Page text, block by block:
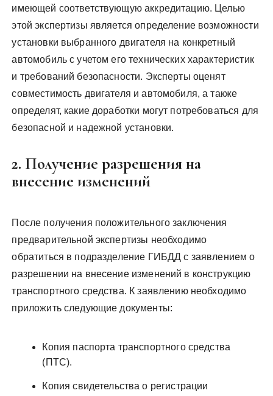
имеющей соответствующую аккредитацию. Целью
этой экспертизы является определение возможности
установки выбранного двигателя на конкретный
автомобиль с учетом его технических характеристик
и требований безопасности. Эксперты оценят
совместимость двигателя и автомобиля, а также
определят, какие доработки могут потребоваться для
безопасной и надежной установки.
2. Получение разрешения на
внесение изменений
После получения положительного заключения
предварительной экспертизы необходимо
обратиться в подразделение ГИБДД с заявлением о
разрешении на внесение изменений в конструкцию
транспортного средства. К заявлению необходимо
приложить следующие документы:
Копия паспорта транспортного средства
(ПТС).
Копия свидетельства о регистрации